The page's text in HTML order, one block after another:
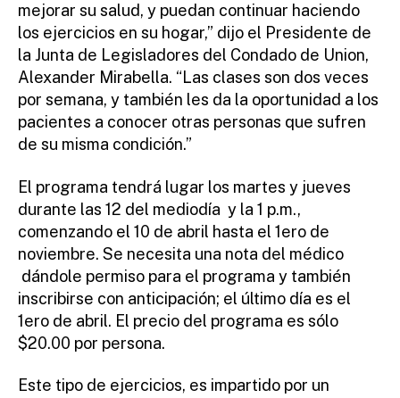
mejorar su salud, y puedan continuar haciendo
los ejercicios en su hogar,” dijo el Presidente de
la Junta de Legisladores del Condado de Union,
Alexander Mirabella. “Las clases son dos veces
por semana, y también les da la oportunidad a los
pacientes a conocer otras personas que sufren
de su misma condición.”
El programa tendrá lugar los martes y jueves
durante las 12 del mediodía y la 1 p.m.,
comenzando el 10 de abril hasta el 1ero de
noviembre. Se necesita una nota del médico
dándole permiso para el programa y también
inscribirse con anticipación; el último día es el
1ero de abril. El precio del programa es sólo
$20.00 por persona.
Este tipo de ejercicios, es impartido por un